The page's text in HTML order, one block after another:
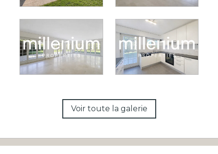
Voir toute la galerie